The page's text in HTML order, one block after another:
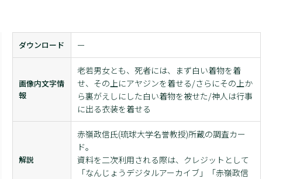
ダウンロード ー
画像内文字情
報
老若男女とも、死者には、まず白い着物を着
せ、その上にアヤジンを着せる/さらにその上か
ら裏がえしにした白い着物を被せた/神人は行事
に出る衣装を着せる
解説
赤嶺政信氏(琉球大学名誉教授)所蔵の調査カー
ド。
資料を二次利用される際は、クレジットとして
「なんじょうデジタルアーカイブ」「赤嶺政信